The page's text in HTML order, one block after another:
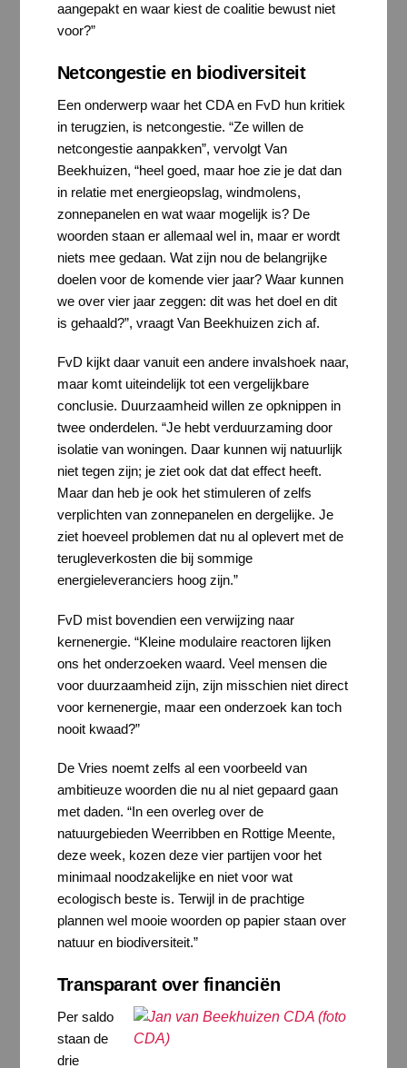
aangepakt en waar kiest de coalitie bewust niet
voor?”
Netcongestie en biodiversiteit
Een onderwerp waar het CDA en FvD hun kritiek
in terugzien, is netcongestie. “Ze willen de
netcongestie aanpakken”, vervolgt Van
Beekhuizen, “heel goed, maar hoe zie je dat dan
in relatie met energieopslag, windmolens,
zonnepanelen en wat waar mogelijk is? De
woorden staan er allemaal wel in, maar er wordt
niets mee gedaan. Wat zijn nou de belangrijke
doelen voor de komende vier jaar? Waar kunnen
we over vier jaar zeggen: dit was het doel en dit
is gehaald?”, vraagt Van Beekhuizen zich af.
FvD kijkt daar vanuit een andere invalshoek naar,
maar komt uiteindelijk tot een vergelijkbare
conclusie. Duurzaamheid willen ze opknippen in
twee onderdelen. “Je hebt verduurzaming door
isolatie van woningen. Daar kunnen wij natuurlijk
niet tegen zijn; je ziet ook dat dat effect heeft.
Maar dan heb je ook het stimuleren of zelfs
verplichten van zonnepanelen en dergelijke. Je
ziet hoeveel problemen dat nu al oplevert met de
terugleverkosten die bij sommige
energieleveranciers hoog zijn.”
FvD mist bovendien een verwijzing naar
kernenergie. “Kleine modulaire reactoren lijken
ons het onderzoeken waard. Veel mensen die
voor duurzaamheid zijn, zijn misschien niet direct
voor kernenergie, maar een onderzoek kan toch
nooit kwaad?”
De Vries noemt zelfs al een voorbeeld van
ambitieuze woorden die nu al niet gepaard gaan
met daden. “In een overleg over de
natuurgebieden Weerribben en Rottige Meente,
deze week, kozen deze vier partijen voor het
minimaal noodzakelijke en niet voor wat
ecologisch beste is. Terwijl in de prachtige
plannen wel mooie woorden op papier staan over
natuur en biodiversiteit.”
Transparant over financiën
Per saldo
staan de
drie